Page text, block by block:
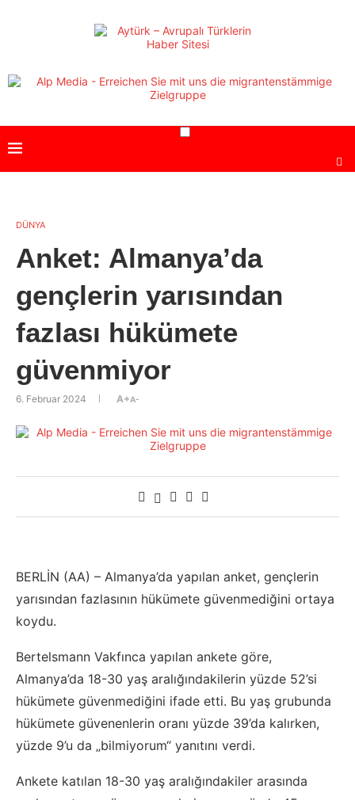
DÜNYA
Anket: Almanya’da
gençlerin yarısından
fazlası hükümete
güvenmiyor
6. Februar 2024 A+A-
BERLİN (AA) – Almanya’da yapılan anket, gençlerin
yarısından fazlasının hükümete güvenmediğini ortaya
koydu.
Bertelsmann Vakfınca yapılan ankete göre,
Almanya’da 18-30 yaş aralığındakilerin yüzde 52’si
hükümete güvenmediğini ifade etti. Bu yaş grubunda
hükümete güvenenlerin oranı yüzde 39’da kalırken,
yüzde 9’u da „bilmiyorum“ yanıtını verdi.
Ankete katılan 18-30 yaş aralığındakiler arasında